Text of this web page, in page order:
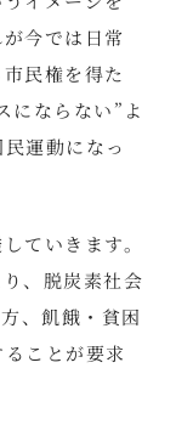
今では日常
民権を得た
にならない”よ
運動になっ
ていきます。
、脱炭素社会
、飢餓・貧困
ことが要求